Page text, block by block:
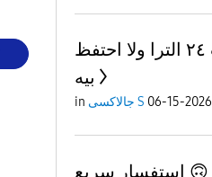
احدث ٢٤ الترا ولا احتفظ
بيه
in جالاكسى S 06-15-2026
استفسار سريع 🙃